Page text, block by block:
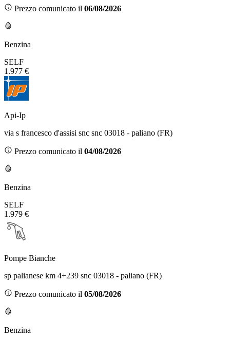
Prezzo comunicato il 06/08/2026
Benzina
SELF
1.977 €
Api-Ip
via s francesco d'assisi snc snc 03018 - paliano (FR)
Prezzo comunicato il 04/08/2026
Benzina
SELF
1.979 €
Pompe Bianche
sp palianese km 4+239 snc 03018 - paliano (FR)
Prezzo comunicato il 05/08/2026
Benzina